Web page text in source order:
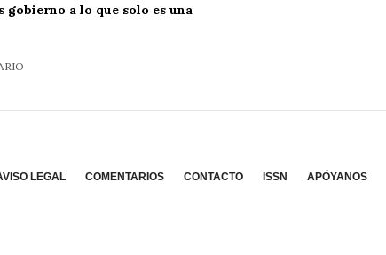
gobierno a lo que solo es una
LEGAL COMENTARIOS CONTACTO ISSN APÓYANOS